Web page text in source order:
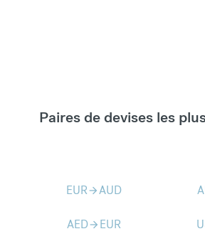
Paires de devises les
EURarrow_forwardAUD
AEDarrow_forward EUR